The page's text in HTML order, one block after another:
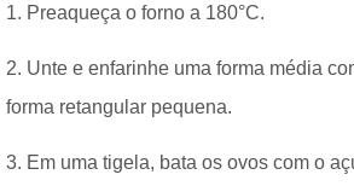
1. Preaqueça o forno a 180°C.
2. Unte e enfarinhe uma forma média
forma retangular pequena.
3. Em uma tigela, bata os ovos com o